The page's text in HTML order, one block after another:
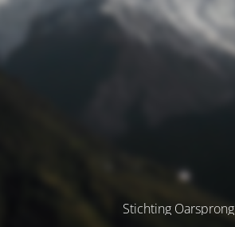
Stichting Oarsprong